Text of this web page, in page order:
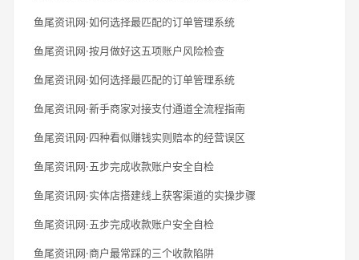
鱼尾资讯网·如何选择最匹配的订单管理系统
鱼尾资讯网·按月做好这五项账户风险检查
鱼尾资讯网·如何选择最匹配的订单管理系统
鱼尾资讯网·新手商家对接支付通道全流程指南
鱼尾资讯网·四种看似赚钱实则赔本的经营误区
鱼尾资讯网·五步完成收款账户安全自检
鱼尾资讯网·实体店搭建线上获客渠道的实操步骤
鱼尾资讯网·五步完成收款账户安全自检
鱼尾资讯网·商户最常踩的三个收款陷阱